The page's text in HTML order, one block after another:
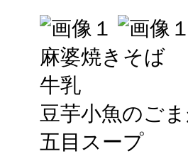
麻婆焼きそば
牛乳
豆芋小魚のご
五目スープ